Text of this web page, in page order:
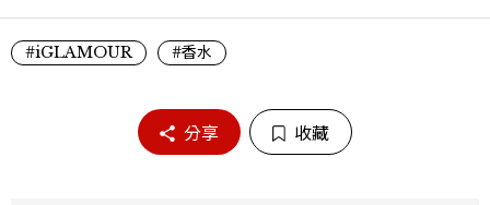
#iGLAMOUR #香水
分享 收藏